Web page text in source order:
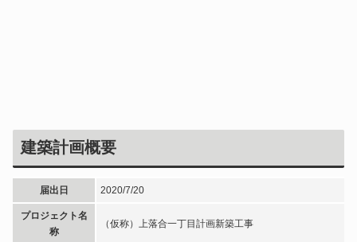
建築計画概要
届出日 2020/7/20
プロジェクト名
称
（仮称）上落合一丁目計画新築工事